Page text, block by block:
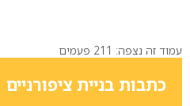
עמוד זה נצפה: 211 פעמים
כתבות בניית ציפורניים